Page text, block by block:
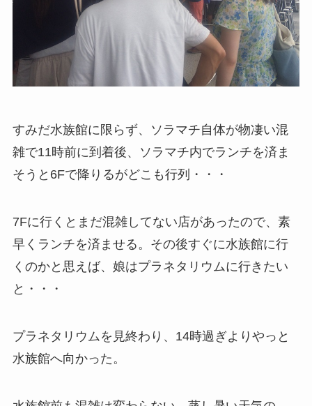
すみだ水族館に限らず、ソラマチ自体が物凄い混
雑で11時前に到着後、ソラマチ内でランチを済ま
そうと6Fで降りるがどこも行列・・・
7Fに行くとまだ混雑してない店があったので、素
早くランチを済ませる。その後すぐに水族館に行
くのかと思えば、娘はプラネタリウムに行きたい
と・・・
プラネタリウムを見終わり、14時過ぎよりやっと
水族館へ向かった。